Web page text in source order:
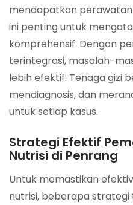
mendapatkan
ini penting untuk
komprehensif. Dengan
terintegrasi, masalah-
lebih efektif. Tenaga gizi
mendiagnosis, dan
untuk setiap kasus.
Strategi Efektif
Nutrisi di Penrang
Untuk memastikan
nutrisi, beberapa